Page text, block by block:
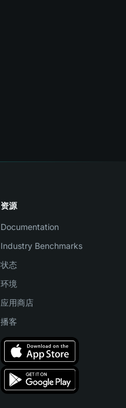
资源
Documentation
Industry Benchmarks
状态
环境
应用商店
播客